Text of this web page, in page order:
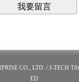
我要留言
CO., LTD. / J-TECH
ED